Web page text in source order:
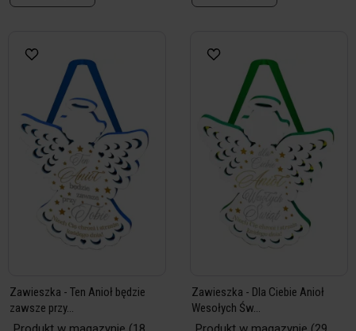
Zawieszka - Ten Anioł będzie
zawsze przy...
Zawieszka - Dla Ciebie Anioł
Wesołych Św...